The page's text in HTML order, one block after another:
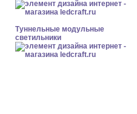
Туннельные модульные
светильники